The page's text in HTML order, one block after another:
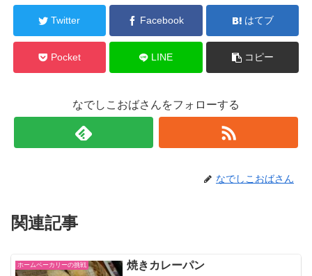
Twitter Facebook はてブ
Pocket LINE コピー
なでしこおばさんをフォローする
なでしこおばさん
関連記事
ホームベーカリーの挑戦 焼きカレーパン